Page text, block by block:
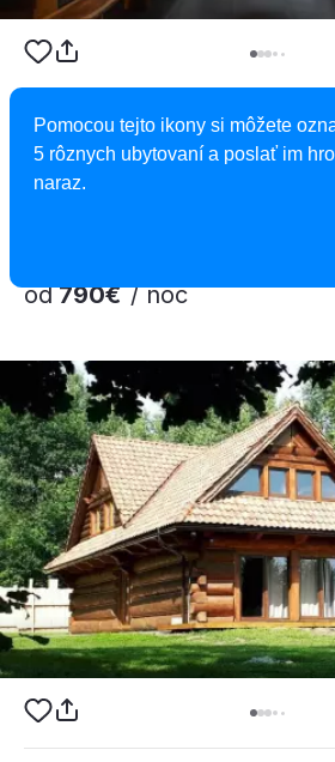
Chalet Salamandra
Chalet, Hodruša - Hámre, Slovensko
17 osôb, 5 spální, 5 kúpeľní
od790€ / noc
Pomocou tejto ikony si môžete
5 rôznych ubytovaní a poslať im
naraz.